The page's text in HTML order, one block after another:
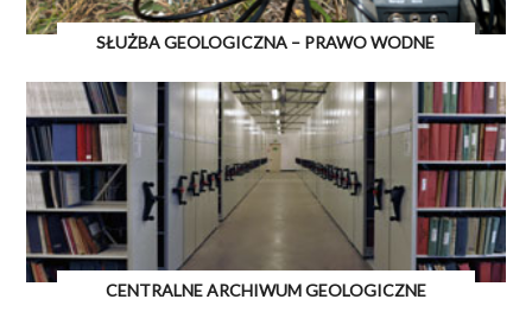
SŁUŻBA GEOLOGICZNA – PRAWO WODNE
CENTRALNE ARCHIWUM GEOLOGICZNE